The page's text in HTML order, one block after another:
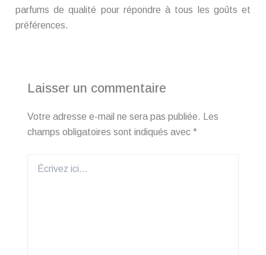
parfums de qualité pour répondre à tous les goûts et
préférences.
Laisser un commentaire
Votre adresse e-mail ne sera pas publiée.
Les
champs obligatoires sont indiqués avec *
ici…